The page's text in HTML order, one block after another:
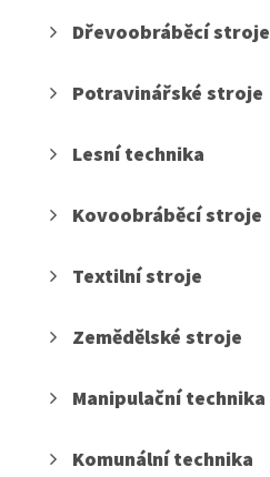
Dřevoobráběcí stroje
Potravinářské stroje
Lesní technika
Kovoobráběcí stroje
Textilní stroje
Zemědělské stroje
Manipulační technika
Komunální technika